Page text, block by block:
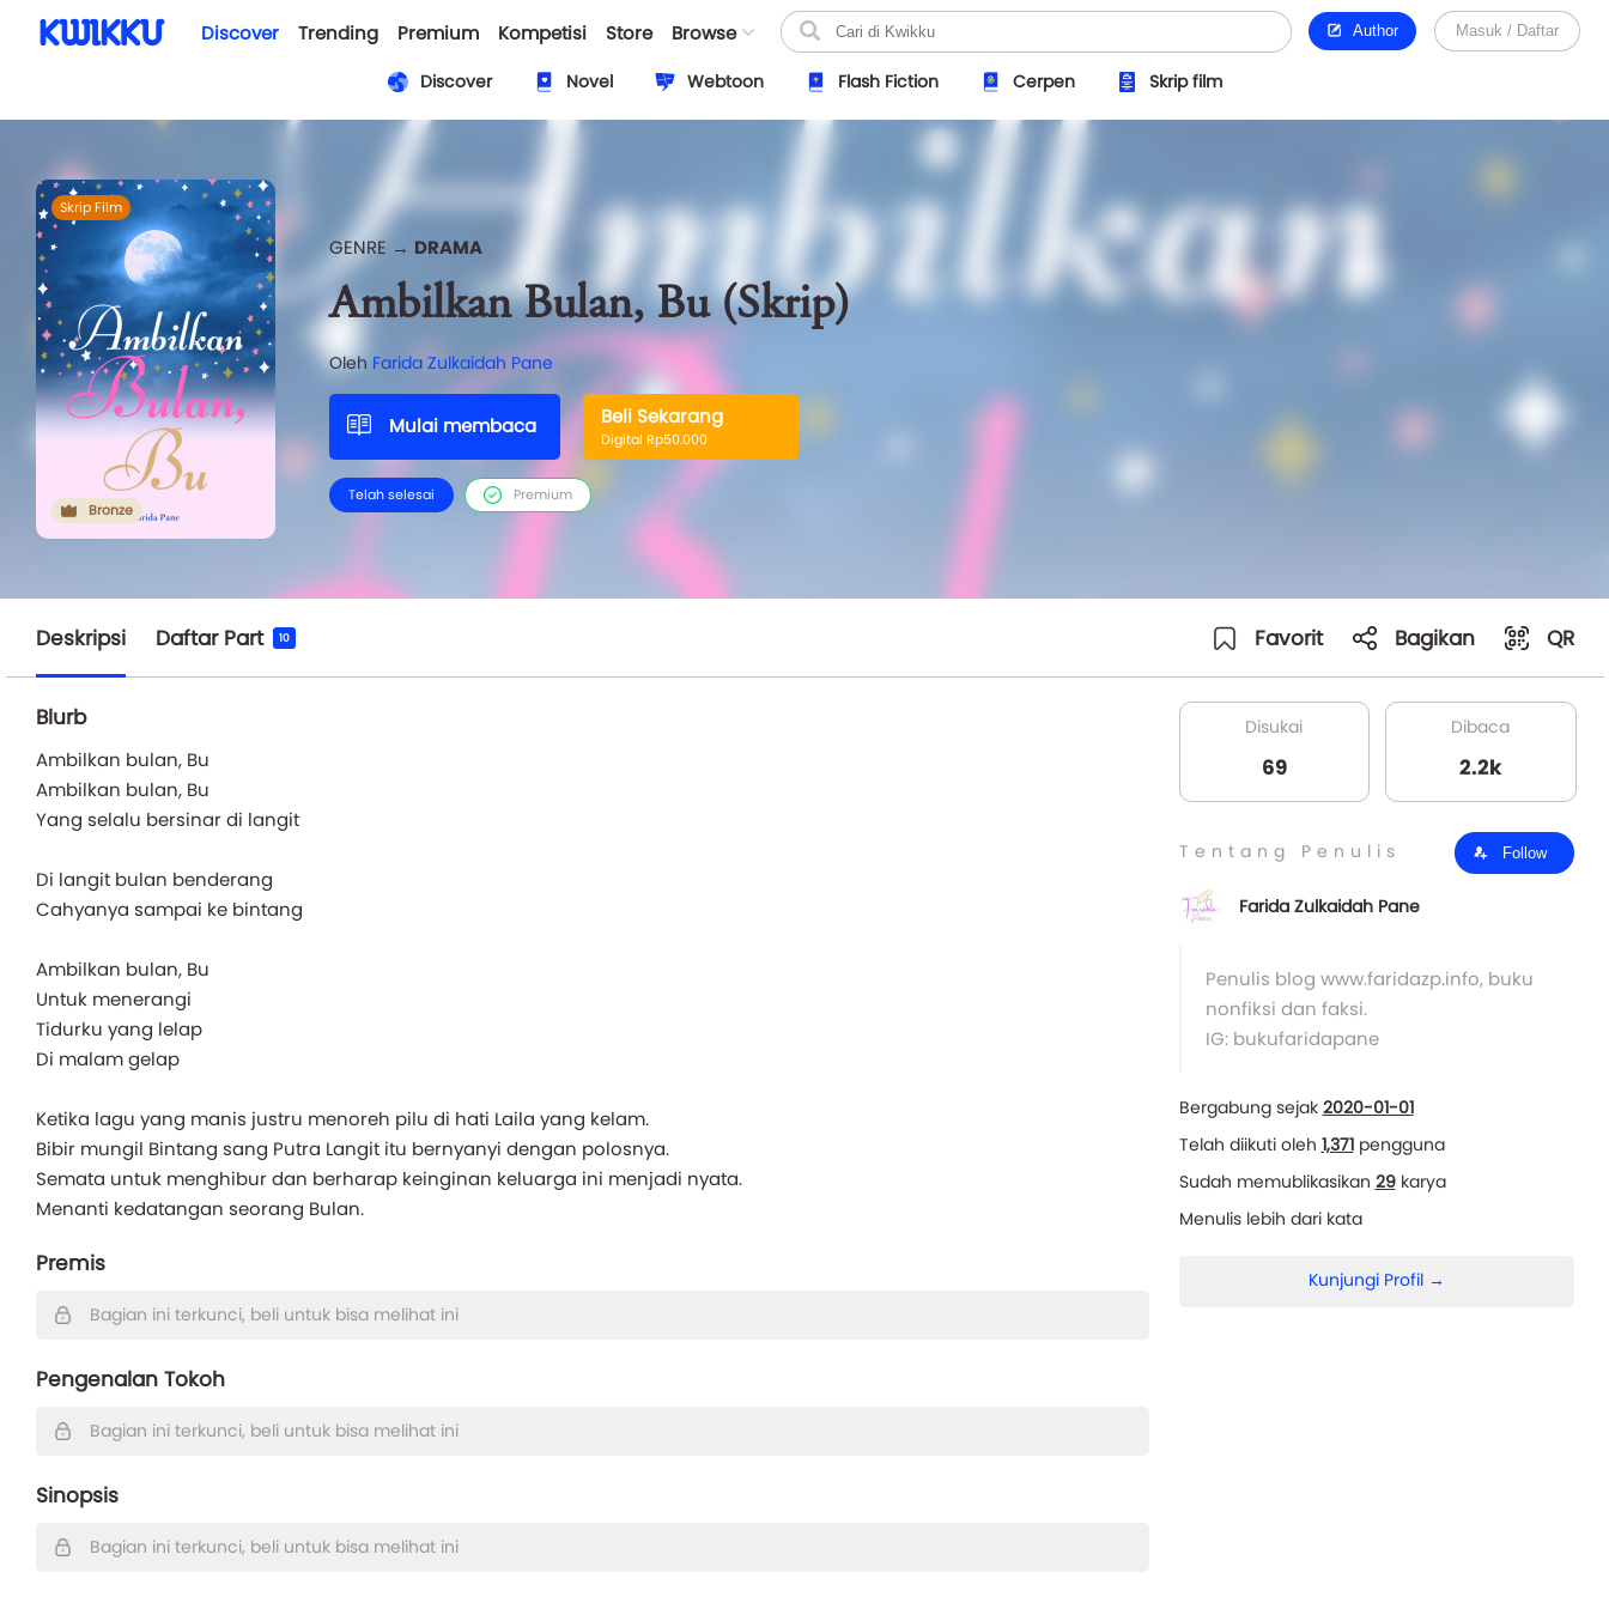
Discover Trending Premium Kompetisi Store Browse Author Masuk / Daftar
Discover Novel Webtoon Flash Fiction Cerpen Skrip film
Skrip Film
Bronze
GENRE → DRAMA
Ambilkan Bulan, Bu (Skrip)
Oleh Farida Zulkaidah Pane
Mulai membaca Beli Sekarang
Digital Rp50.000
Telah selesai Premium
Deskripsi Daftar Part 10 Favorit Bagikan QR
Blurb
Ambilkan bulan, Bu
Ambilkan bulan, Bu
Yang selalu bersinar di langit
Di langit bulan benderang
Cahyanya sampai ke bintang
Ambilkan bulan, Bu
Untuk menerangi
Tidurku yang lelap
Di malam gelap
Ketika lagu yang manis justru menoreh pilu di hati Laila yang kelam.
Bibir mungil Bintang sang Putra Langit itu bernyanyi dengan polosnya.
Semata untuk menghibur dan berharap keinginan keluarga ini menjadi nyata.
Menanti kedatangan seorang Bulan.
Premis
Bagian ini terkunci, beli untuk bisa melihat ini
Pengenalan Tokoh
Bagian ini terkunci, beli untuk bisa melihat ini
Sinopsis
Bagian ini terkunci, beli untuk bisa melihat ini
Disukai
69
Dibaca
2.2k
Tentang Penulis Follow
Farida Zulkaidah Pane
Penulis blog www.faridazp.info, buku
nonfiksi dan faksi.
IG: bukufaridapane
Bergabung sejak 2020-01-01
Telah diikuti oleh 1,371pengguna
Sudah memublikasikan 29karya
Menulis lebih dari kata
Kunjungi Profil →